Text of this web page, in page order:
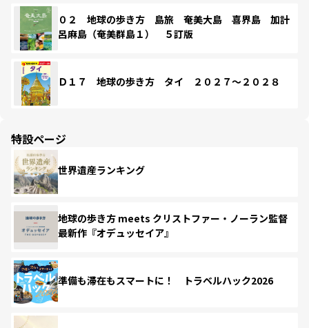
０２ 地球の歩き方 島旅 奄美大島 喜界島 加計
呂麻島（奄美群島１） ５訂版
Ｄ１７ 地球の歩き方 タイ ２０２７～２０２８
特設ページ
世界遺産ランキング
地球の歩き方 meets クリストファー・ノーラン監督
最新作『オデュッセイア』
準備も滞在もスマートに！ トラベルハック2026